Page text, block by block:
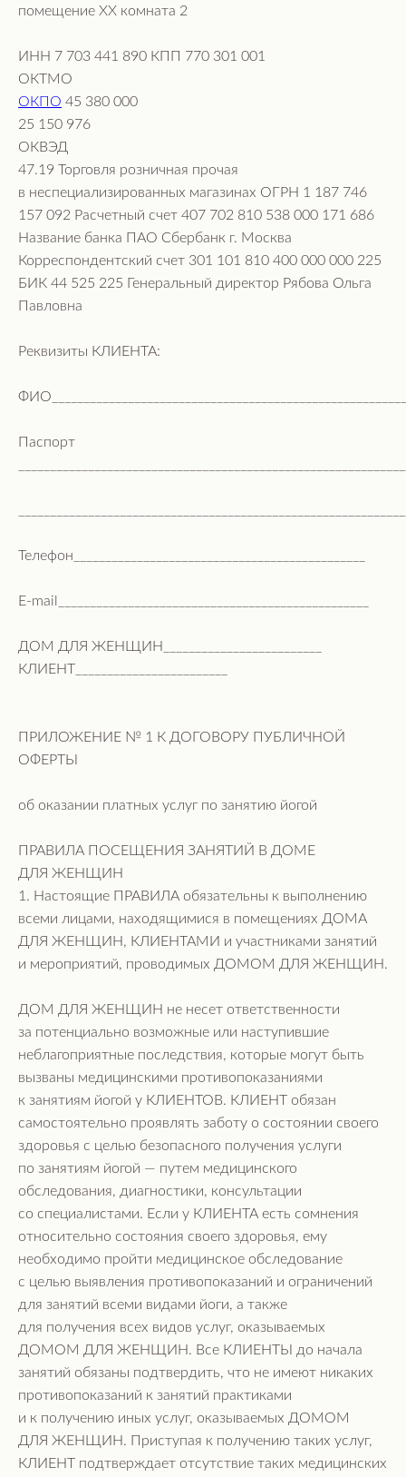
помещение ХХ комната 2
ИНН 7 703 441 890 КПП 770 301 001
ОКТМО
ОКПО 45 380 000
25 150 976
ОКВЭД
47.19 Торговля розничная прочая
в неспециализированных магазинах ОГРН 1 187 746
157 092 Расчетный счет 407 702 810 538 000 171 686
Название банка ПАО Сбербанк г. Москва
Корреспондентский счет 301 101 810 400 000 000 225
БИК 44 525 225 Генеральный директор Рябова Ольга
Павловна
Реквизиты КЛИЕНТА:
Паспорт
Телефон______________________________________________
Е-mail_________________________________________________
ДОМ ДЛЯ ЖЕНЩИН_________________________
КЛИЕНТ________________________
ПРИЛОЖЕНИЕ № 1 К ДОГОВОРУ ПУБЛИЧНОЙ
ОФЕРТЫ
об оказании платных услуг по занятию йогой
ПРАВИЛА ПОСЕЩЕНИЯ ЗАНЯТИЙ В ДОМЕ
ДЛЯ ЖЕНЩИН
1. Настоящие ПРАВИЛА обязательны к выполнению
всеми лицами, находящимися в помещениях ДОМА
ДЛЯ ЖЕНЩИН, КЛИЕНТАМИ и участниками занятий
и мероприятий, проводимых ДОМОМ ДЛЯ ЖЕНЩИН.
ДОМ ДЛЯ ЖЕНЩИН не несет ответственности
за потенциально возможные или наступившие
неблагоприятные последствия, которые могут быть
вызваны медицинскими противопоказаниями
к занятиям йогой у КЛИЕНТОВ. КЛИЕНТ обязан
самостоятельно проявлять заботу о состоянии своего
здоровья с целью безопасного получения услуги
по занятиям йогой — путем медицинского
обследования, диагностики, консультации
со специалистами. Если у КЛИЕНТА есть сомнения
относительно состояния своего здоровья, ему
необходимо пройти медицинское обследование
с целью выявления противопоказаний и ограничений
для занятий всеми видами йоги, а также
для получения всех видов услуг, оказываемых
ДОМОМ ДЛЯ ЖЕНЩИН. Все КЛИЕНТЫ до начала
занятий обязаны подтвердить, что не имеют никаких
противопоказаний к занятий практиками
и к получению иных услуг, оказываемых ДОМОМ
ДЛЯ ЖЕНЩИН. Приступая к получению таких услуг,
КЛИЕНТ подтверждает отсутствие таких медицинских